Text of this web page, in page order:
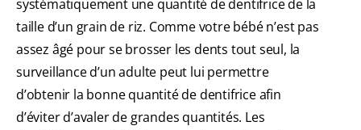
systématiquement une quantité de dentifrice de la
taille d’un grain de riz. Comme votre bébé n’est pas
assez âgé pour se brosser les dents tout seul, la
surveillance d’un adulte peut lui permettre
d’obtenir la bonne quantité de dentifrice afin
d’éviter d’avaler de grandes quantités. Les